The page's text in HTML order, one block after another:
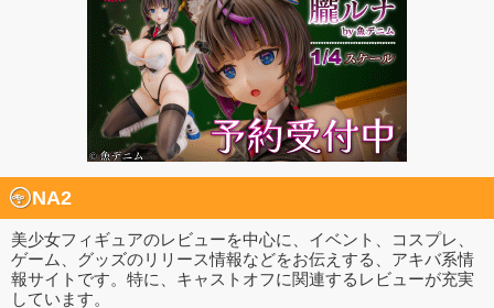
NA2
美少女フィギュアのレビューを中心に、イベント、コスプレ、
ゲーム、グッズのリリース情報などをお伝えする、アキバ系情
報サイトです。特に、キャストオフに関連するレビューが充実
しています。